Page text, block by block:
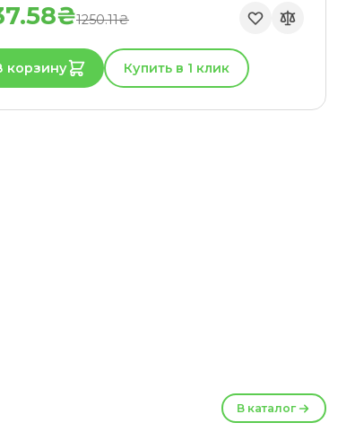
1250.11₴
корзину Купить в 1 клик
В каталог